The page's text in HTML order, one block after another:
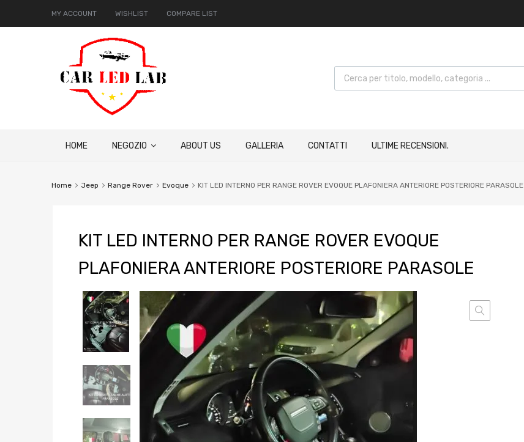
MY ACCOUNT WISHLIST COMPARE LIST
HOME NEGOZIO ABOUT US GALLERIA CONTATTI ULTIME RECENSIONI.
Home Jeep Range Rover Evoque KIT LED INTERNO PER RANGE ROVER EVOQUE PLAFONIERA ANTERIORE POSTERIORE PARASOLE
KIT LED INTERNO PER RANGE ROVER EVOQUE
PLAFONIERA ANTERIORE POSTERIORE PARASOLE